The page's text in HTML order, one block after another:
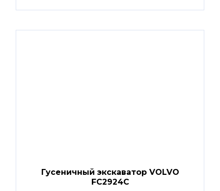
Гусеничный экскаватор VOLVO
FC2924C